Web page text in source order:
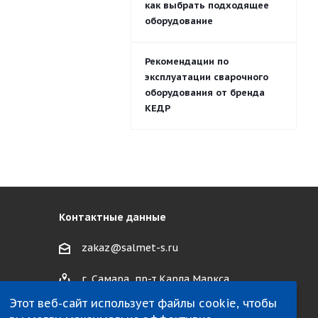
как выбрать подходящее
оборудование
Рекомендации по
эксплуатации сварочного
оборудования от бренда
КЕДР
Контактные данные
zakaz@salmet-s.ru
г. Самара, пр-т Карла Маркса,
Этот веб-сайт использует файлы cookie, чтобы